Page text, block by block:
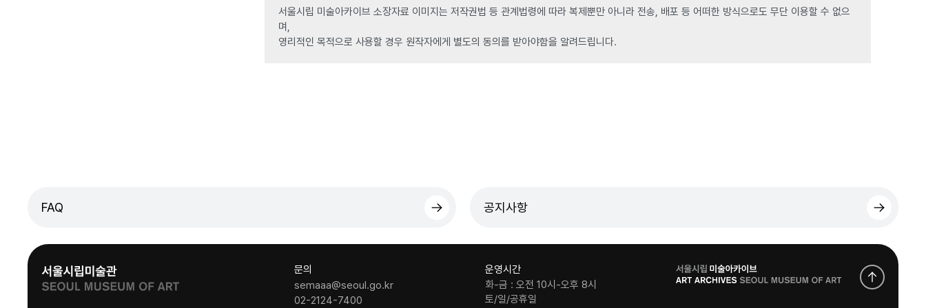
서울시립 미술아카이브 소장자료 이미지는 저작권법 등 관계법령에 따라 복제뿐만 아니라 전송, 배포 등 어떠한 방식으로도 무단 이용할 수 없으
며,
영리적인 목적으로 사용할 경우 원작자에게 별도의 동의를 받아야함을 알려드립니다.
FAQ 공지사항
문의
semaaa@seoul.go.kr
02-2124-7400
운영시간
화-금 : 오전 10시-오후 8시
토/일/공휴일
로
고